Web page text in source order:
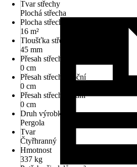
Tvar střechy
Plochá střecha
Plocha střechy
16 m²
Tloušťka střechy
45 mm
Přesah střechy přední
0 cm
Přesah střechy boční
0 cm
Přesah střechy zadní
0 cm
Druh výrobku
Pergola
Tvar
Čtyřhranný
Hmotnost
337 kg